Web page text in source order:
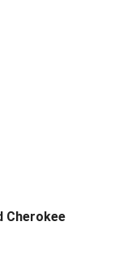
Cherokee